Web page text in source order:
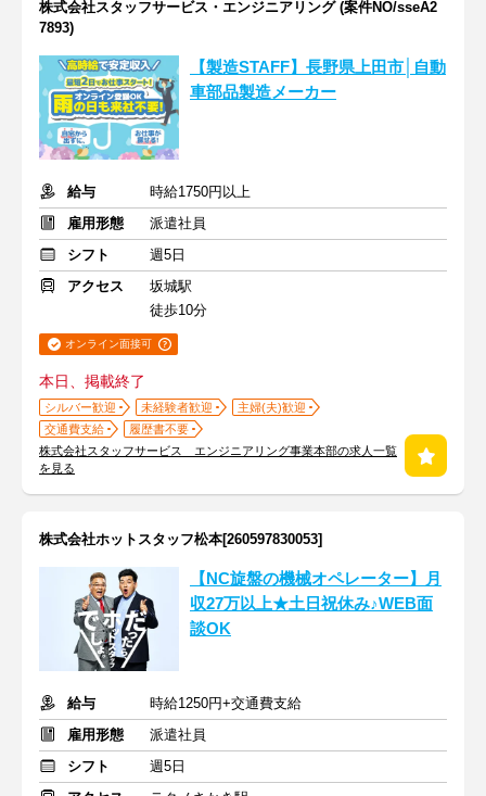
株式会社スタッフサービス・エンジニアリング (案件NO/sseA2
7893)
【製造STAFF】長野県上田市│自動
車部品製造メーカー
給与
時給1750円以上
雇用形態
派遣社員
シフト
週5日
アクセス
坂城駅
徒歩10分
オンライン面接可
本日、掲載終了
シルバー歓迎 未経験者歓迎
主婦(夫)歓迎
交通費支給
履歴書不要
株式会社スタッフサービス エンジニアリング事業本部の求人一覧
を見る
株式会社ホットスタッフ松本[260597830053]
【NC旋盤の機械オペレーター】月
収27万以上★土日祝休み♪WEB面
談OK
給与
時給1250円+交通費支給
雇用形態
派遣社員
シフト
週5日